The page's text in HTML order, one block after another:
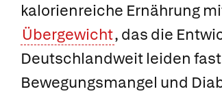
kalorienreiche Ernährung
Übergewicht, das die
Deutschlandweit leiden
Bewegungsmangel und